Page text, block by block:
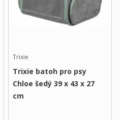
Trixie
Trixie batoh pro psy
Chloe šedý 39 x 43 x 27
cm